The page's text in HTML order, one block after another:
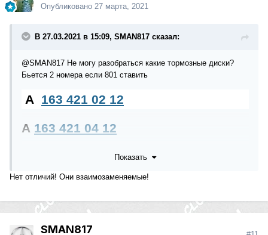
Опубликовано 27 марта, 2021
В 27.03.2021 в 15:09, SMAN817 сказал:
@SMAN817 Не могу разобраться какие тормозные диски?
Бьется 2 номера если 801 ставить
A 163 421 02 12
A 163 421 04 12
Показать
Нет отличий! Они взаимозаменяемые!
SMAN817